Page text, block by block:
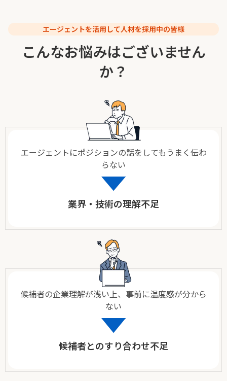
エージェントを活用して人材を採用中の皆様
こんなお悩みはございません
か？
エージェントにポジションの話をしてもうまく伝わ
らない
業界・技術の理解不足
候補者の企業理解が浅い上、事前に温度感が分から
ない
候補者とのすり合わせ不足